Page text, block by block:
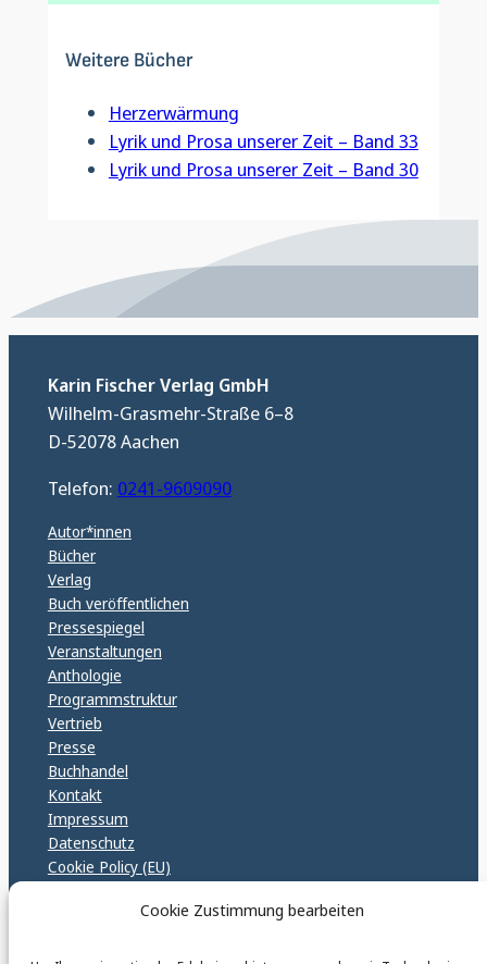
Cookie Zustimmung bearbeiten
Weitere Bücher
Herzerwärmung
Lyrik und Prosa unserer Zeit – Band 33
Lyrik und Prosa unserer Zeit – Band 30
Karin Fischer Verlag GmbH
Wilhelm-Grasmehr-Straße 6–8
D-52078 Aachen
Telefon: 0241-9609090
Autor*innen
Bücher
Verlag
Buch veröffentlichen
Pressespiegel
Veranstaltungen
Anthologie
Programmstruktur
Vertrieb
Presse
Buchhandel
Kontakt
Impressum
Datenschutz
Cookie Policy (EU)